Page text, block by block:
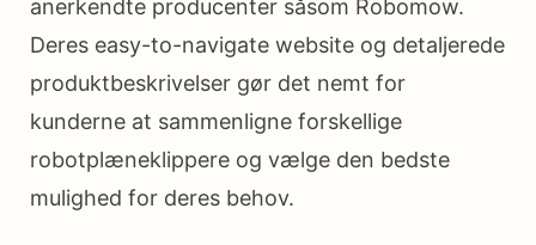
anerkendte producenter såsom Robomow.
Deres easy-to-navigate website og detaljerede
produktbeskrivelser gør det nemt for
kunderne at sammenligne forskellige
robotplæneklippere og vælge den bedste
mulighed for deres behov.